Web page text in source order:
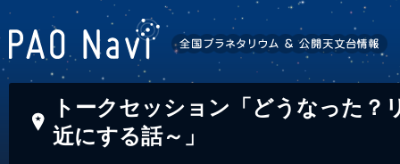
トークセッション「どうなった
近にする話～」